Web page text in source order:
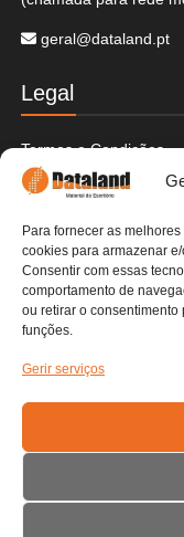
Para fornecer as
cookies para armazenar
Consentir com essas
comportamento de
ou retirar o consentimento
funções.
Gerir serviços
geral@dataland.pt
Legal
Termos e Condições
Politica de Cookies
Politica de Privacidade
Pagamentos Seguros
Livre de Resolução
Livro de Reclamações
Contactos
Detalhes da Empresa
Contactos
Carrinho